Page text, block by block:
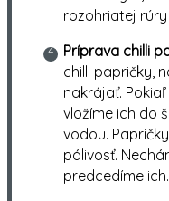
rozohriatej rúry
Príprava chilli
chilli papričky,
nakrájať.
vložíme ich do
vodou.
pálivosť.
predcedíme ich.